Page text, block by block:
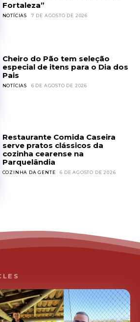
Fortaleza”
NOTÍCIAS 7 DE AGOSTO DE 2026
Cheiro do Pão tem seleção
especial de itens para o Dia dos
Pais
NOTÍCIAS 6 DE AGOSTO DE 2026
Restaurante Comida Caseira
serve pratos clássicos da
cozinha cearense na
Parquelândia
COZINHA DA GENTE 6 DE AGOSTO DE 2026